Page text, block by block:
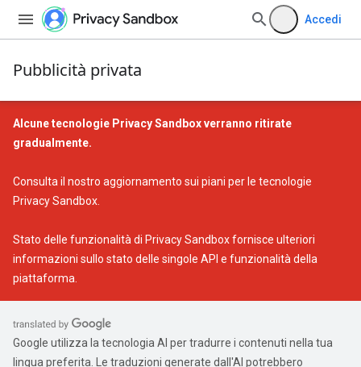
Accedi
Pubblicità privata
Alcune tecnologie Privacy Sandbox verranno ritirate
gradualmente.
Consulta il nostro aggiornamento sui piani per le tecnologie
Privacy Sandbox
Stato delle funzionalità di Privacy Sandboxfornisce ulteriori
informazioni sullo stato delle singole API e funzionalità della
piattaforma.
Google utilizza la tecnologia AI per tradurre i contenuti nella tua
lingua preferita. Le traduzioni generate dall'AI potrebbero